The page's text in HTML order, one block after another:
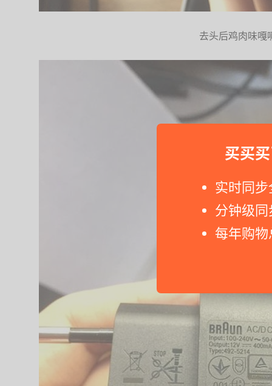
买买
实时同
分钟级
每年购
去头后鸡肉味嘎